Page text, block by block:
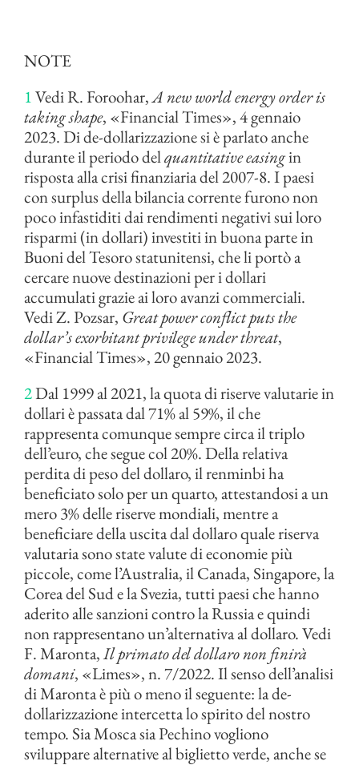
NOTE
1Vedi R. Foroohar,A new world energy order is
taking shape, «Financial Times», 4 gennaio
2023. Di de-dollarizzazione si è parlato anche
durante il periodo delquantitative easingin
risposta alla crisi finanziaria del 2007-8. I paesi
con surplus della bilancia corrente furono non
poco infastiditi dai rendimenti negativi sui loro
risparmi (in dollari) investiti in buona parte in
Buoni del Tesoro statunitensi, che li portò a
cercare nuove destinazioni per i dollari
accumulati grazie ai loro avanzi commerciali.
Vedi Z. Pozsar, Great power conflict puts the
dollar’s exorbitant privilege under threat,
«Financial Times», 20 gennaio 2023.
2Dal 1999 al 2021, la quota di riserve valutarie in
dollari è passata dal 71% al 59%, il che
rappresenta comunque sempre circa il triplo
dell’euro, che segue col 20%. Della relativa
perdita di peso del dollaro, il renminbi ha
beneficiato solo per un quarto, attestandosi a un
mero 3% delle riserve mondiali, mentre a
beneficiare della uscita dal dollaro quale riserva
valutaria sono state valute di economie più
piccole, come l’Australia, il Canada, Singapore, la
Corea del Sud e la Svezia, tutti paesi che hanno
aderito alle sanzioni contro la Russia e quindi
non rappresentano un’alternativa al dollaro. Vedi
F. Maronta,Il primato del dollaro non finirà
domani, «Limes», n. 7/2022. Il senso dell’analisi
di Maronta è più o meno il seguente: la de-
dollarizzazione intercetta lo spirito del nostro
tempo. Sia Mosca sia Pechino vogliono
sviluppare alternative al biglietto verde, anche se